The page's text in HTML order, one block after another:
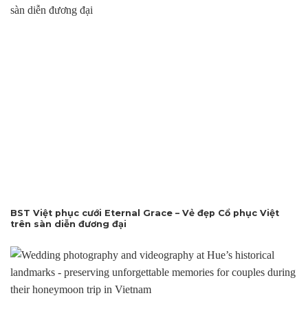
BST Việt phục cưới Eternal Grace – Vẻ đẹp Cổ phục Việt
trên sàn diễn đương đại